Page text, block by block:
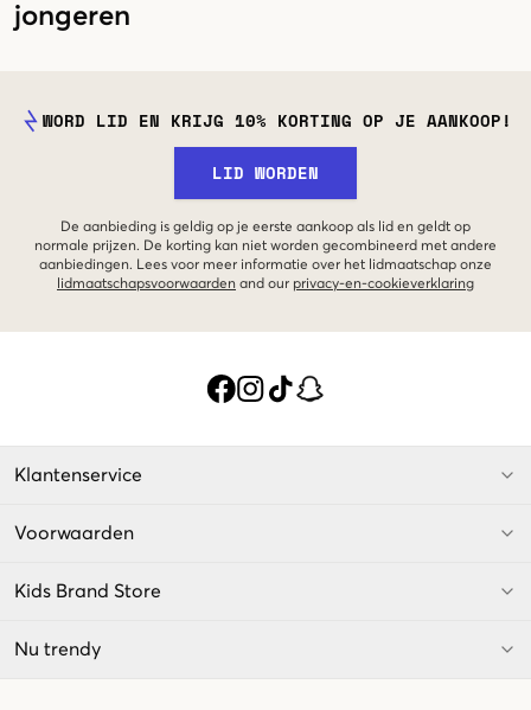
jongeren
WORD LID EN KRIJG 10% KORTING OP JE AANKOOP!
LID WORDEN
De aanbieding is geldig op je eerste aankoop als lid en geldt op
normale prijzen. De korting kan niet worden gecombineerd met andere
aanbiedingen. Lees voor meer informatie over het lidmaatschap onze
lidmaatschapsvoorwaarden and our privacy-en-cookieverklaring
Klantenservice
Voorwaarden
Kids Brand Store
Nu trendy